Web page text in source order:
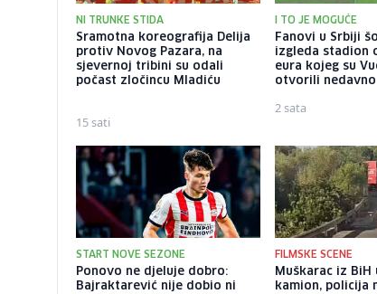
NI TRUNKE STIDA
Sramotna koreografija Delija
protiv Novog Pazara, na
sjevernoj tribini su odali
počast zločincu Mladiću
15 sati
I TO JE MOGUĆE
Fanovi u Srbiji
izgleda stadion
eura kojeg su
otvorili nedavno
2 sata
START NOVE SEZONE
Ponovo ne djeluje dobro:
Bajraktarević nije dobio ni
FILMSKE SCENE
Muškarac iz
kamion, policija